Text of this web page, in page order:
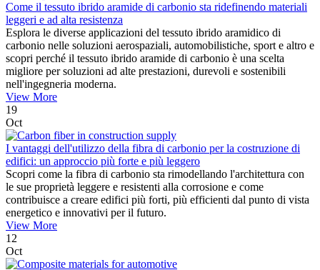
Come il tessuto ibrido aramide di carbonio sta ridefinendo materiali
leggeri e ad alta resistenza
Esplora le diverse applicazioni del tessuto ibrido aramidico di
carbonio nelle soluzioni aerospaziali, automobilistiche, sport e altro e
scopri perché il tessuto ibrido aramide di carbonio è una scelta
migliore per soluzioni ad alte prestazioni, durevoli e sostenibili
nell'ingegneria moderna.
View More
19
Oct
I vantaggi dell'utilizzo della fibra di carbonio per la costruzione di
edifici: un approccio più forte e più leggero
Scopri come la fibra di carbonio sta rimodellando l'architettura con
le sue proprietà leggere e resistenti alla corrosione e come
contribuisce a creare edifici più forti, più efficienti dal punto di vista
energetico e innovativi per il futuro.
View More
12
Oct